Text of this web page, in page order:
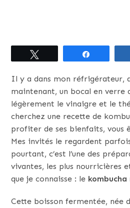
Il y a dans mon réfrigérateur,
maintenant, un bocal en verre
légèrement le vinaigre et le
cherchez une recette de
profiter de ses bienfaits, vous
Mes invités le regardent
pourtant, c’est l’une des
vivantes, les plus nourricières
que je connaisse : le kombucha
Cette boisson fermentée, née